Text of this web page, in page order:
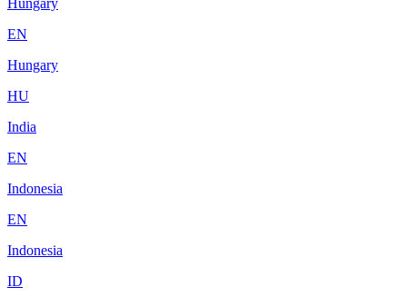
EN
Hungary
HU
India
EN
Indonesia
EN
Indonesia
ID